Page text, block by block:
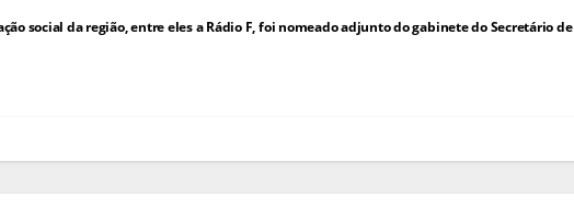
social da região, entre eles a Rádio F, foi nomeado adjunto do gabinete do Secretário de